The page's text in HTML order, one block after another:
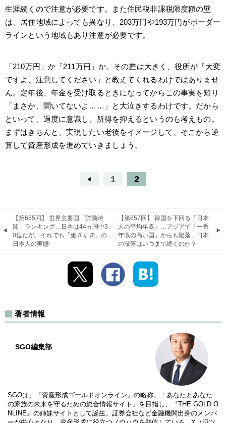
生涯続くので注意が必要です。また住民税非課税限度額の壁
は、居住地域によっても異なり、203万円や193万円がボーダー
ラインという地域もあり注意が必要です。
「210万円」か「211万円」か。その差は大きく、役所が「大変
ですよ、注意してください」と教えてくれるわけではありませ
ん。定年後、年金を受け取るときになってからこの事実を知り
「まさか、聞いてないよ……」と大泣きするわけです。だから
といって、過度に意識し、所得を抑えるというのも考えもの。
まずはきちんと、実現したい老後をイメージして、そこから逆
算して資産形成を進めていきましょう。
1 2
【第655回】 世界主要国「労働時
間」ランキング…日本は44ヵ国中3
0位だが、それでも「働きすぎ」の
日本人の実態
【第657回】 韓国を下回る「日本
人の平均年収」…アジアで「一番
年収の高い国」からも陥落、日本
の没落はいつまで続くのか？
著者情報
SGO編集部
SGOは、『資産形成ゴールドオンライン』の略称。「あなたとあなた
の家族の未来を守るための総合情報サイト」を目指し、『THE GOLD O
NLINE』の姉妹サイトとして誕生。証券会社など金融機関出身のメンバ